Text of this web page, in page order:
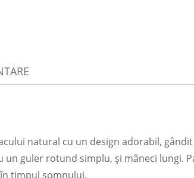
natural cu un design adorabil,
un guler rotund simplu, și mâneci lungi.
timpul somnului.